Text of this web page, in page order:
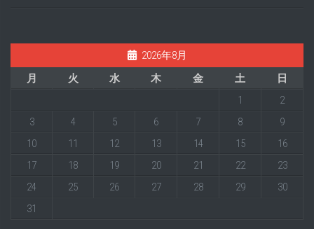
2026年8月
月
火 水 木 金 土
日
1
2
3
4 5 6 7 8
9
10
11 12 13 14 15
16
17
18 19 20 21 22
23
24
25 26 27 28 29
30
31